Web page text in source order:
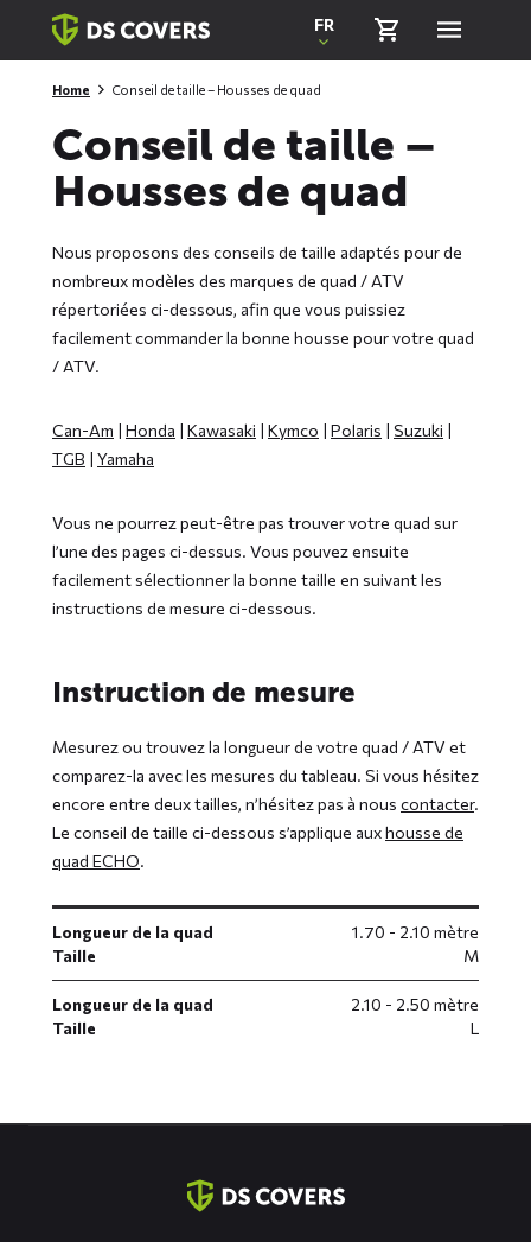
Skiplinks
FR
Home Conseil de taille – Housses de quad
Conseil de taille –
Housses de quad
Nous proposons des conseils de taille adaptés pour de
nombreux modèles des marques de quad / ATV
répertoriées ci-dessous, afin que vous puissiez
facilement commander la bonne housse pour votre quad
/ ATV.
Can-Am | Honda | Kawasaki | Kymco | Polaris | Suzuki |
TGB | Yamaha
Vous ne pourrez peut-être pas trouver votre quad sur
l’une des pages ci-dessus. Vous pouvez ensuite
facilement sélectionner la bonne taille en suivant les
instructions de mesure ci-dessous.
Instruction de mesure
Mesurez ou trouvez la longueur de votre quad / ATV et
comparez-la avec les mesures du tableau. Si vous hésitez
encore entre deux tailles, n’hésitez pas à nous contacter.
Le conseil de taille ci-dessous s’applique auxhousse de
quad ECHO.
Longueur de la quad
1.70 - 2.10 mètre
Taille
M
Longueur de la quad
2.10 - 2.50 mètre
Taille
L